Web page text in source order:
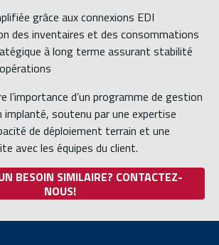
grâce aux connexions EDI
des inventaires et des consommations
à long terme assurant stabilité
l’importance d’un programme de gestion
implanté, soutenu par une expertise
de déploiement terrain et une
avec les équipes du client.
BESOIN SIMILAIRE? CONTACTEZ-
NOUS!